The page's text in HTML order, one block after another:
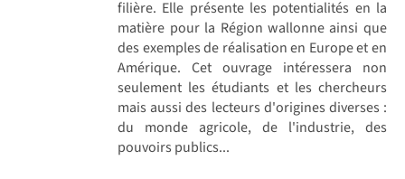
filière. Elle présente les potentialités en la
matière pour la Région wallonne ainsi que
des exemples de réalisation en Europe et en
Amérique. Cet ouvrage intéressera non
seulement les étudiants et les chercheurs
mais aussi des lecteurs d'origines diverses :
du monde agricole, de l'industrie, des
pouvoirs publics...